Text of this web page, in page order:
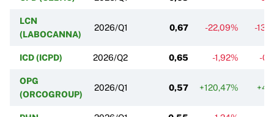
LCN
(LABOCANNA)
2026/Q1 0,67 -22,09% -
ICD (ICPD) 2026/Q2 0,65 -1,92% -
OPG
(ORCOGROUP)
2026/Q1 0,57 +120,47%